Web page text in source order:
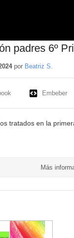
padres 6º
por Beatriz S.
Embeber
tratados en la
Más